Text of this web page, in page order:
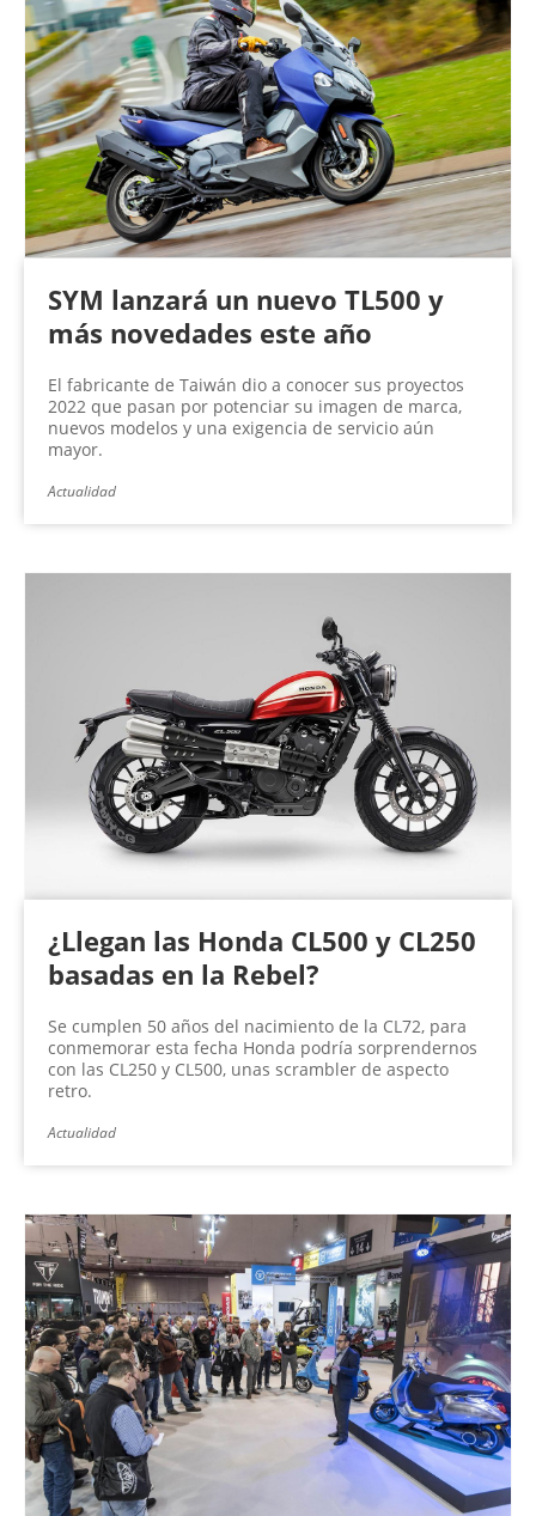
SYM lanzará un nuevo TL500 y
más novedades este año
El fabricante de Taiwán dio a conocer sus proyectos
2022 que pasan por potenciar su imagen de marca,
nuevos modelos y una exigencia de servicio aún
mayor.
Actualidad
¿Llegan las Honda CL500 y CL250
basadas en la Rebel?
Se cumplen 50 años del nacimiento de la CL72, para
conmemorar esta fecha Honda podría sorprendernos
con las CL250 y CL500, unas scrambler de aspecto
retro.
Actualidad